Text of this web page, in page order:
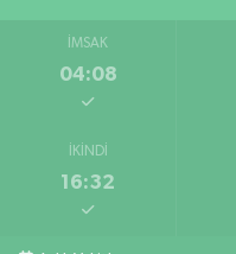
İMSAK
04:08
İKINDI
16:32